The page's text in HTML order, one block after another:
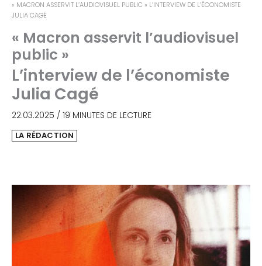
« MACRON ASSERVIT L’AUDIOVISUEL PUBLIC » L’INTERVIEW DE L’ÉCONOMISTE
JULIA CAGÉ
« Macron asservit l’audiovisuel
public »
L’interview de l’économiste
Julia Cagé
22.03.2025 / 19 MINUTES DE LECTURE
LA RÉDACTION